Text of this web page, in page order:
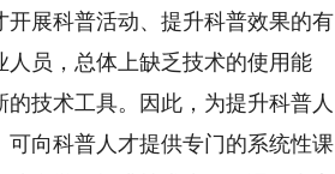
展科普活动、提升科普效果的有
员，总体上缺乏技术的使用能
技术工具。因此，为提升科普人
向科普人才提供专门的系统性课